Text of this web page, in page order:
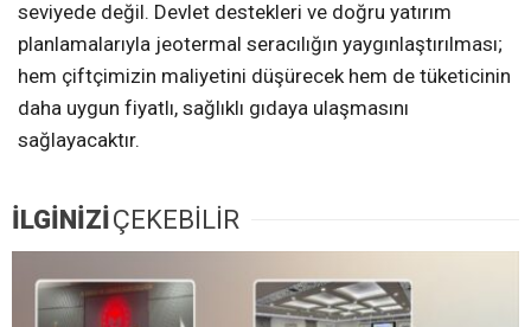
seviyede değil. Devlet destekleri ve doğru yatırım
planlamalarıyla jeotermal seracılığın yaygınlaştırılması;
hem çiftçimizin maliyetini düşürecek hem de tüketicinin
daha uygun fiyatlı, sağlıklı gıdaya ulaşmasını
sağlayacaktır.
İLGİNİZİÇEKEBİLİR